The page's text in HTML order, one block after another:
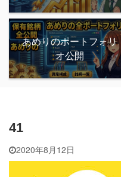
あめりのポートフォリ
オ公開
41
2020年8月12日